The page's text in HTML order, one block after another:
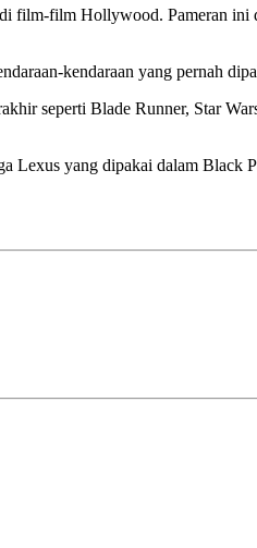
film-film Hollywood. Pameran
kendaraan yang pernah
seperti Blade Runner, Star
yang dipakai dalam Black